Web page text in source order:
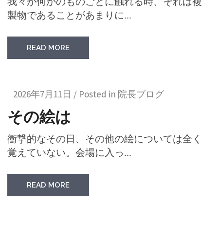
製物であることがあまりに...
READ MORE
2026年7月11日 / Posted in 院長ブログ
その絵は
衝撃的なその日、その他の絵については全く
覚えていない。会場に入っ...
READ MORE